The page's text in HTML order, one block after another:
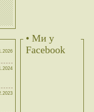
• Ми у
Facebook